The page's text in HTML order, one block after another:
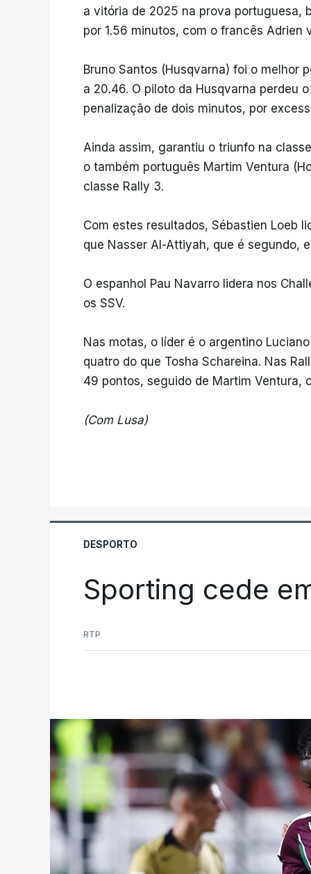
a vitória de 2025 na prova portuguesa,
por 1.56 minutos, com o francês Adrien
Bruno Santos (Husqvarna) foi o melhor
a 20.46. O piloto da Husqvarna perdeu
penalização de dois minutos, por
Ainda assim, garantiu o triunfo na
o também português Martim Ventura
classe Rally 3.
Com estes resultados, Sébastien Loeb
que Nasser Al-Attiyah, que é segundo,
O espanhol Pau Navarro lidera nos
os SSV.
Nas motas, o líder é o argentino
quatro do que Tosha Schareina. Nas
49 pontos, seguido de Martim Ventura,
(Com Lusa)
DESPORTO
Sporting cede
RTP